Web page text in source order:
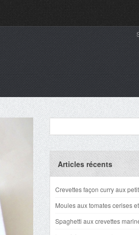
Articles récents
Crevettes façon curry aux
Moules aux tomates cerises
Spaghetti aux crevettes